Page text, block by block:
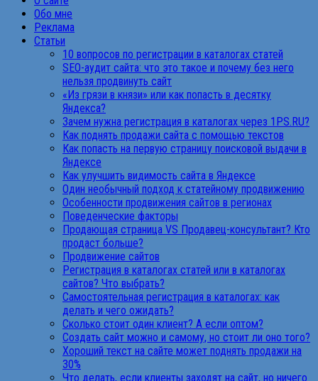
Обо мне
Реклама
Статьи
10 вопросов по регистрации в каталогах статей
SEO-аудит сайта: что это такое и почему без него
нельзя продвинуть сайт
«Из грязи в князи» или как попасть в десятку
Яндекса?
Зачем нужна регистрация в каталогах через 1PS.RU?
Как поднять продажи сайта с помощью текстов
Как попасть на первую страницу поисковой выдачи в
Яндексе
Как улучшить видимость сайта в Яндексе
Один необычный подход к статейному продвижению
Особенности продвижения сайтов в регионах
Поведенческие факторы
Продающая страница VS Продавец-консультант? Кто
продаст больше?
Продвижение сайтов
Регистрация в каталогах статей или в каталогах
сайтов? Что выбрать?
Самостоятельная регистрация в каталогах: как
делать и чего ожидать?
Сколько стоит один клиент? А если оптом?
Создать сайт можно и самому, но стоит ли оно того?
Хороший текст на сайте может поднять продажи на
30%
Что делать, если клиенты заходят на сайт, но ничего